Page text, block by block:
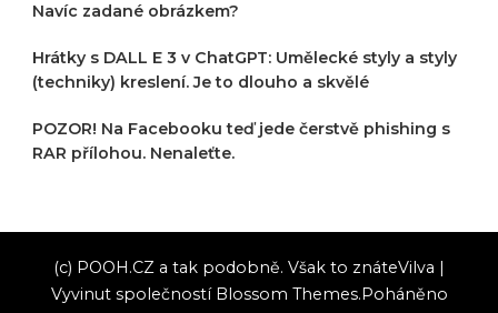
Navíc zadané obrázkem?
Hrátky s DALL E 3 v ChatGPT: Umělecké styly a styly
(techniky) kreslení. Je to dlouho a skvělé
POZOR! Na Facebooku teď jede čerstvě phishing s
RAR přílohou. Nenaleťte.
(c) POOH.CZ a tak podobně. Však to znáteVilva |
Vyvinut společností Blossom Themes.Poháněno